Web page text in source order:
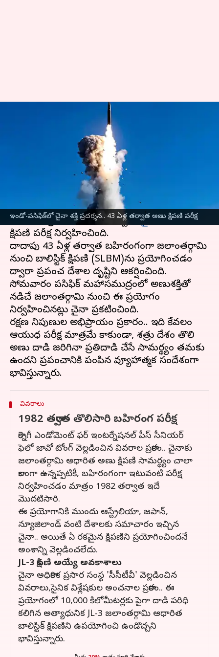
ఇండో-పసిఫిక్‌లో చైనా శక్తి ప్రదర్శన.. 43 ఏళ్ల తర్వాత అణు క్షిపణి పరీక్ష
China: ఇండో-పసిఫిక్‌లో చైనా శక్తి
ప్రదర్శన.. 43 ఏళ్ల తర్వాత అణు
Jul 08, 2026 12:18 pm
ఇండో-పసిఫిక్ ప్రాంతంలో తన సైనిక సామర్థ్యాన్ని
మరోసారి ప్రపంచానికి చాటిచెప్పేలాచైనాకీలక అణు
క్షిపణి పరీక్ష నిర్వహించింది.
దాదాపు 43 ఏళ్ల తర్వాత బహిరంగంగా జలాంతర్గామి
నుంచి బాలిస్టిక్ క్షిపణి (SLBM)ను ప్రయోగించడం
ద్వారా ప్రపంచ దేశాల దృష్టిని ఆకర్షించింది.
సోమవారం పసిఫిక్ మహాసముద్రంలో అణుశక్తితో
నడిచే జలాంతర్గామి నుంచి ఈ ప్రయోగం
నిర్వహించినట్లు చైనా ప్రకటించింది.
రక్షణ నిపుణుల అభిప్రాయం ప్రకారం.. ఇది కేవలం
ఆయుధ పరీక్ష మాత్రమే కాకుండా, శత్రు దేశం తొలి
అణు దాడి జరిగినా ప్రతిదాడి చేసే సామర్థ్యం తమకు
ఉందని ప్రపంచానికి పంపిన వ్యూహాత్మక సందేశంగా
వివరాలు
1982 తర్వాత తొలిసారి బహిరంగ పరీక్ష
కార్నెగీ ఎండోమెంట్ ఫర్ ఇంటర్నేషనల్ పీస్ సీనియర్
ఫెలో జావో టోంగ్ వెల్లడించిన వివరాల ప్రకారం.. చైనాకు
జలాంతర్గామి ఆధారిత అణు క్షిపణి సామర్థ్యం చాలా
కాలంగా ఉన్నప్పటికీ, బహిరంగంగా ఇటువంటి పరీక్ష
నిర్వహించడం మాత్రం 1982 తర్వాత ఇదే
మొదటిసారి.
ఈ ప్రయోగానికి ముందు ఆస్ట్రేలియా, జపాన్,
న్యూజిలాండ్ వంటి దేశాలకు సమాచారం ఇచ్చిన
చైనా.. అయితే ఏ రకమైన క్షిపణిని ప్రయోగించిందనే
అంశాన్ని వెల్లడించలేదు.
JL-3 క్షిపణి అయ్యే అవకాశాలు
చైనా అధికారిక ప్రసార సంస్థ 'సీసీటీవీ' వెల్లడించిన
వివరాలు,సైనిక విశ్లేషకుల అంచనాల ప్రకారం.. ఈ
ప్రయోగంలో 10,000 కిలోమీటర్లకు పైగా దాడి పరిధి
కలిగిన అత్యాధునిక JL-3 జలాంతర్గామి ఆధారిత
బాలిస్టిక్ క్షిపణిని ఉపయోగించి ఉండొచ్చని
భావిస్తున్నారు.